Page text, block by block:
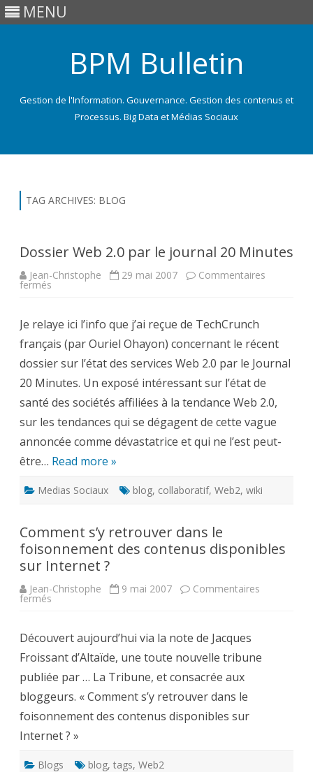
MENU
BPM Bulletin
Gestion de l'Information. Gouvernance. Gestion des contenus et
Processus. Big Data et Médias Sociaux
TAG ARCHIVES: BLOG
Dossier Web 2.0 par le journal 20 Minutes
Jean-Christophe 29 mai 2007 Commentaires
fermés
par
le
journal
20
Minutes
Je relaye ici l’info que j’ai reçue de TechCrunch
français (par Ouriel Ohayon) concernant le récent
dossier sur l’état des services Web 2.0 par le Journal
20 Minutes. Un exposé intéressant sur l’état de
santé des sociétés affiliées à la tendance Web 2.0,
sur les tendances qui se dégagent de cette vague
annoncée comme dévastatrice et qui ne l’est peut-
être… Read more »
Medias Sociaux blog, collaboratif, Web2, wiki
Comment s’y retrouver dans le
foisonnement des contenus disponibles
sur Internet ?
Jean-Christophe 9 mai 2007 Commentaires
fermés
dans
le
foisonnement
des
contenus
disponibles
sur
Internet
?
Découvert aujourd’hui via la note de Jacques
Froissant d’Altaïde, une toute nouvelle tribune
publiée par … La Tribune, et consacrée aux
bloggeurs. « Comment s’y retrouver dans le
foisonnement des contenus disponibles sur
Internet ? »
Blogs blog, tags, Web2